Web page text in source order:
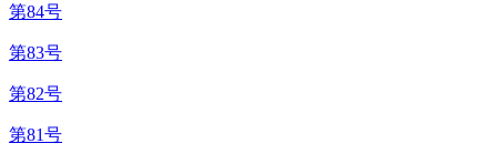
第84号
第83号
第82号
第81号